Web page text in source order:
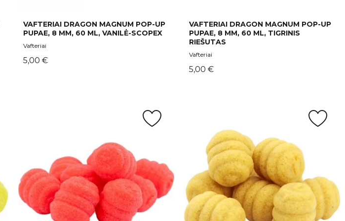
VAFTERIAI DRAGON MAGNUM POP-UP
PUPAE, 8 MM, 60 ML, VANILĖ-SCOPEX
Vafteriai
Kaina
5,00 €
VAFTERIAI DRAGON MAGNUM POP-UP
PUPAE, 8 MM, 60 ML, TIGRINIS
RIEŠUTAS
Vafteriai
Kaina
5,00 €